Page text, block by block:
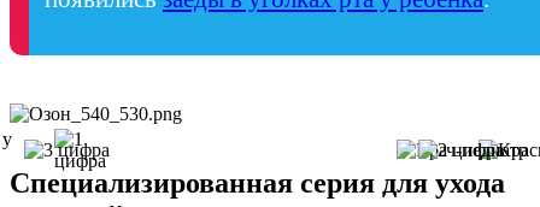
Специализированная серия для ухода